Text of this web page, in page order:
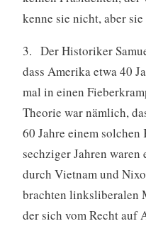
kenne sie nicht, aber
3. Der Historiker
dass Amerika etwa 40
mal in einen
Theorie war nämlich,
60 Jahre einem
sechziger Jahren waren
durch Vietnam und
brachten linksliberalen
der sich vom Recht auf